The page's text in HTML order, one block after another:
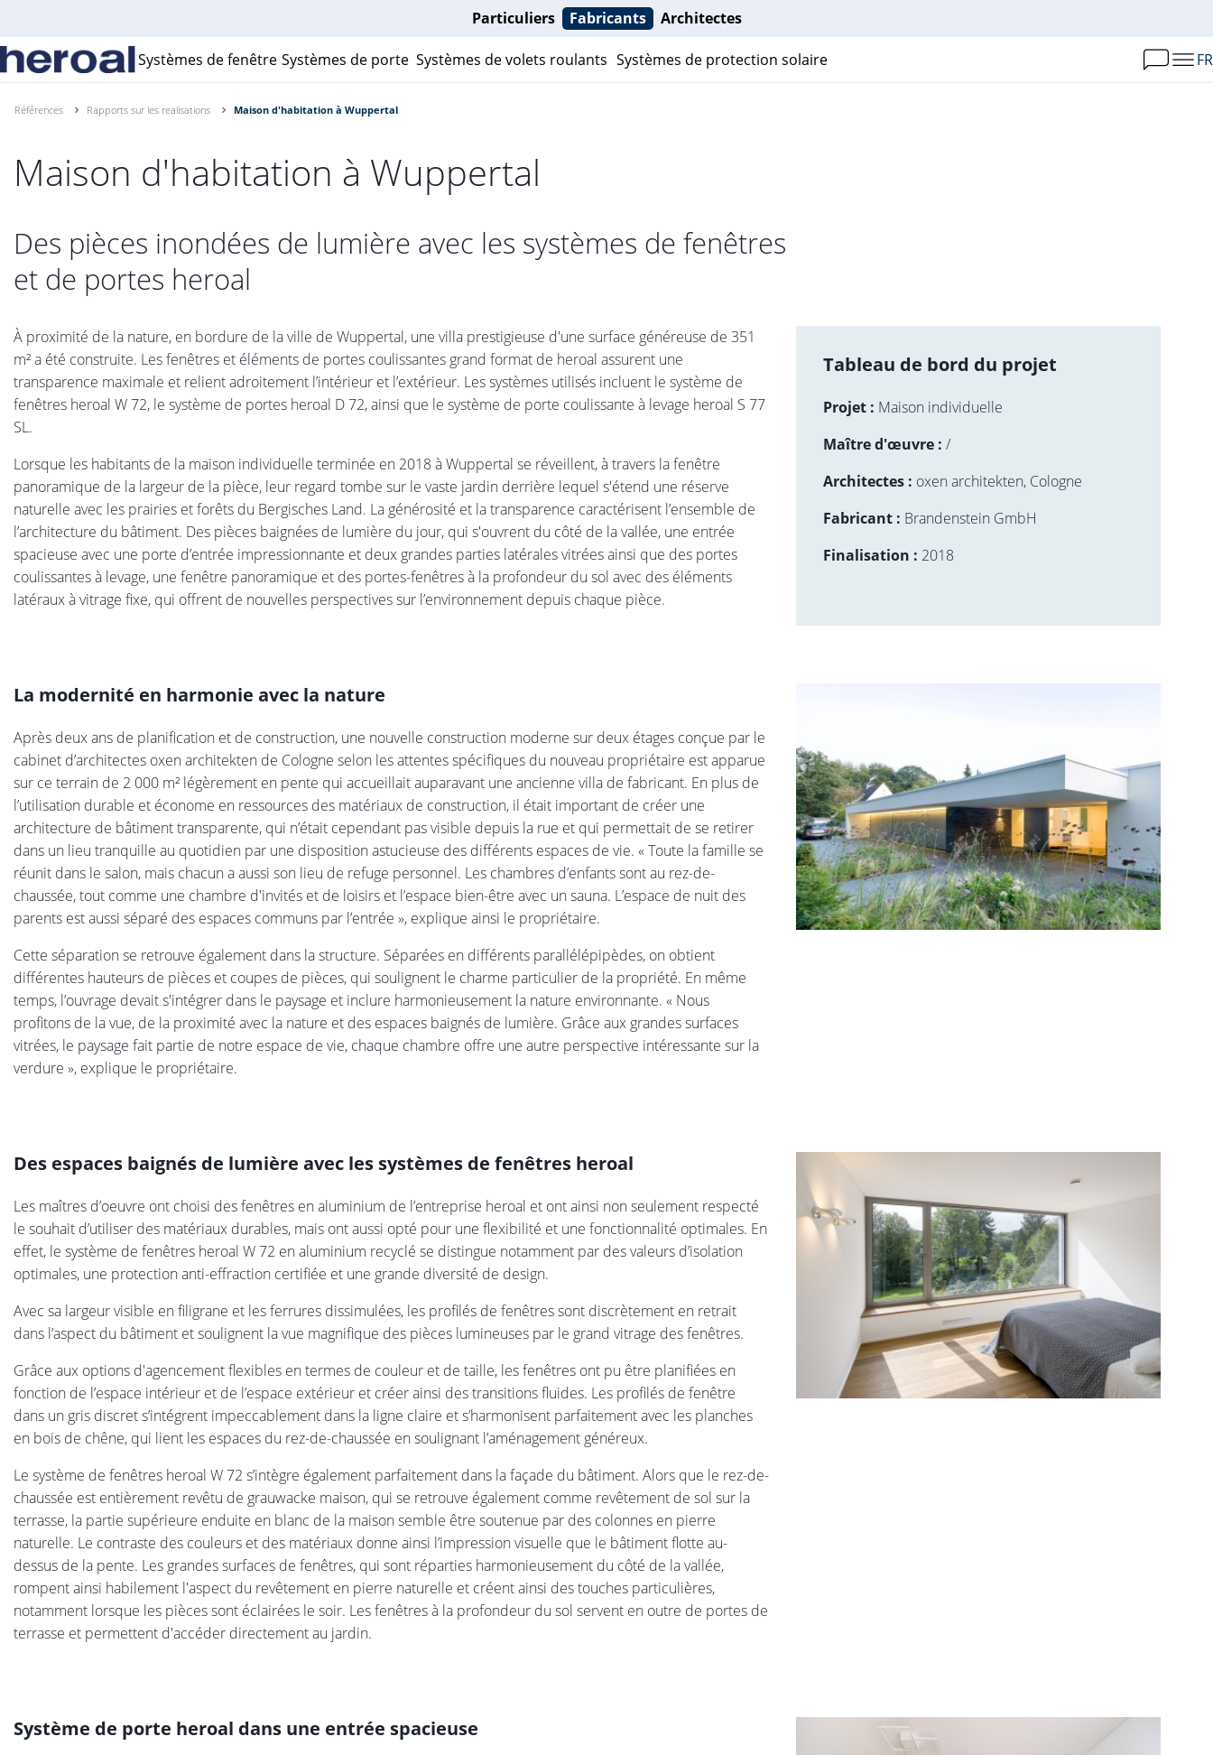
Particuliers Fabricants Architectes
Systèmes de fenêtre Systèmes de porte Systèmes de volets roulants Systèmes de protection solaire FR
Références Rapports sur les realisations Maison d'habitation à Wuppertal
Maison d'habitation à Wuppertal
Des pièces inondées de lumière avec les systèmes de fenêtres
et de portes heroal
À proximité de la nature, en bordure de la ville de Wuppertal, une villa prestigieuse d'une surface généreuse de 351
m² a été construite. Les fenêtres et éléments de portes coulissantes grand format de heroal assurent une
transparence maximale et relient adroitement l’intérieur et l’extérieur. Les systèmes utilisés incluent le système de
fenêtres heroal W 72, le système de portes heroal D 72, ainsi que le système de porte coulissante à levage heroal S 77
SL.
Lorsque les habitants de la maison individuelle terminée en 2018 à Wuppertal se réveillent, à travers la fenêtre
panoramique de la largeur de la pièce, leur regard tombe sur le vaste jardin derrière lequel s'étend une réserve
naturelle avec les prairies et forêts du Bergisches Land. La générosité et la transparence caractérisent l’ensemble de
l’architecture du bâtiment. Des pièces baignées de lumière du jour, qui s'ouvrent du côté de la vallée, une entrée
spacieuse avec une porte d’entrée impressionnante et deux grandes parties latérales vitrées ainsi que des portes
coulissantes à levage, une fenêtre panoramique et des portes-fenêtres à la profondeur du sol avec des éléments
latéraux à vitrage fixe, qui offrent de nouvelles perspectives sur l’environnement depuis chaque pièce.
Tableau de bord du projet
Projet : Maison individuelle
Maître d'œuvre :/
Architectes : oxen architekten, Cologne
Fabricant : Brandenstein GmbH
Finalisation : 2018
La modernité en harmonie avec la nature
Après deux ans de planification et de construction, une nouvelle construction moderne sur deux étages conçue par le
cabinet d’architectes oxen architekten de Cologne selon les attentes spécifiques du nouveau propriétaire est apparue
sur ce terrain de 2 000 m² légèrement en pente qui accueillait auparavant une ancienne villa de fabricant. En plus de
l’utilisation durable et économe en ressources des matériaux de construction, il était important de créer une
architecture de bâtiment transparente, qui n’était cependant pas visible depuis la rue et qui permettait de se retirer
dans un lieu tranquille au quotidien par une disposition astucieuse des différents espaces de vie. « Toute la famille se
réunit dans le salon, mais chacun a aussi son lieu de refuge personnel. Les chambres d’enfants sont au rez-de-
chaussée, tout comme une chambre d'invités et de loisirs et l’espace bien-être avec un sauna. L’espace de nuit des
parents est aussi séparé des espaces communs par l’entrée », explique ainsi le propriétaire.
Cette séparation se retrouve également dans la structure. Séparées en différents parallélépipèdes, on obtient
différentes hauteurs de pièces et coupes de pièces, qui soulignent le charme particulier de la propriété. En même
temps, l’ouvrage devait s'intégrer dans le paysage et inclure harmonieusement la nature environnante. « Nous
profitons de la vue, de la proximité avec la nature et des espaces baignés de lumière. Grâce aux grandes surfaces
vitrées, le paysage fait partie de notre espace de vie, chaque chambre offre une autre perspective intéressante sur la
verdure », explique le propriétaire.
Des espaces baignés de lumière avec les systèmes de fenêtres heroal
Les maîtres d’oeuvre ont choisi des fenêtres en aluminium de l’entreprise heroal et ont ainsi non seulement respecté
le souhait d’utiliser des matériaux durables, mais ont aussi opté pour une flexibilité et une fonctionnalité optimales. En
effet, le système de fenêtres heroal W 72 en aluminium recyclé se distingue notamment par des valeurs d’isolation
optimales, une protection anti-effraction certifiée et une grande diversité de design.
Avec sa largeur visible en filigrane et les ferrures dissimulées, les profilés de fenêtres sont discrètement en retrait
dans l’aspect du bâtiment et soulignent la vue magnifique des pièces lumineuses par le grand vitrage des fenêtres.
Grâce aux options d'agencement flexibles en termes de couleur et de taille, les fenêtres ont pu être planifiées en
fonction de l’espace intérieur et de l’espace extérieur et créer ainsi des transitions fluides. Les profilés de fenêtre
dans un gris discret s’intégrent impeccablement dans la ligne claire et s’harmonisent parfaitement avec les planches
en bois de chêne, qui lient les espaces du rez-de-chaussée en soulignant l’aménagement généreux.
Le système de fenêtres heroal W 72 s’intègre également parfaitement dans la façade du bâtiment. Alors que le rez-de-
chaussée est entièrement revêtu de grauwacke maison, qui se retrouve également comme revêtement de sol sur la
terrasse, la partie supérieure enduite en blanc de la maison semble être soutenue par des colonnes en pierre
naturelle. Le contraste des couleurs et des matériaux donne ainsi l’impression visuelle que le bâtiment flotte au-
dessus de la pente. Les grandes surfaces de fenêtres, qui sont réparties harmonieusement du côté de la vallée,
rompent ainsi habilement l'aspect du revêtement en pierre naturelle et créent ainsi des touches particulières,
notamment lorsque les pièces sont éclairées le soir. Les fenêtres à la profondeur du sol servent en outre de portes de
terrasse et permettent d'accéder directement au jardin.
Système de porte heroal dans une entrée spacieuse